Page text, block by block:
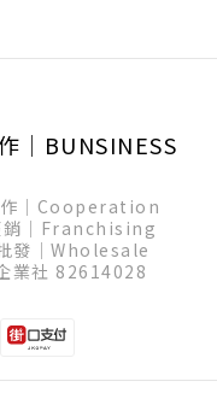
│BUNSINESS
作│Cooperation
銷│Franchising
發│Wholesale
業社 82614028